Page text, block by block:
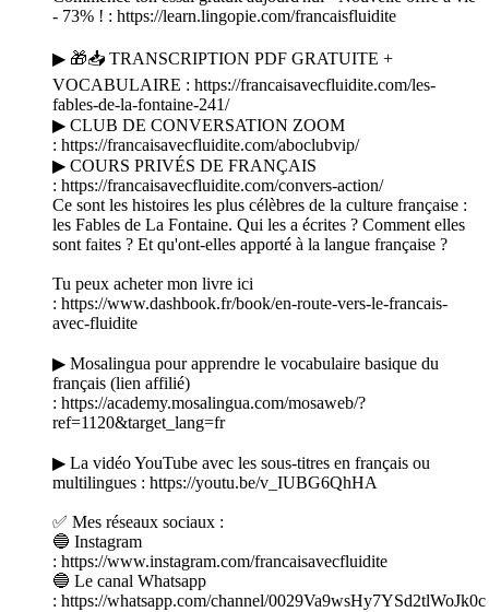
- 73% ! : https://learn.lingopie.com/francaisfluidite
▶ 🎁📥 TRANSCRIPTION PDF GRATUITE +
VOCABULAIRE : https://francaisavecfluidite.com/les-
fables-de-la-fontaine-241/
▶ CLUB DE CONVERSATION ZOOM
: https://francaisavecfluidite.com/aboclubvip/
▶ COURS PRIVÉS DE FRANÇAIS
: https://francaisavecfluidite.com/convers-action/
Ce sont les histoires les plus célèbres de la culture française :
les Fables de La Fontaine. Qui les a écrites ? Comment elles
sont faites ? Et qu'ont-elles apporté à la langue française ?
Tu peux acheter mon livre ici
: https://www.dashbook.fr/book/en-route-vers-le-francais-
avec-fluidite
▶ Mosalingua pour apprendre le vocabulaire basique du
français (lien affilié)
: https://academy.mosalingua.com/mosaweb/?
ref=1120&target_lang=fr
▶ La vidéo YouTube avec les sous-titres en français ou
multilingues : https://youtu.be/v_IUBG6QhHA
✅ Mes réseaux sociaux :
🔵 Instagram
: https://www.instagram.com/francaisavecfluidite
🔵 Le canal Whatsapp
: https://whatsapp.com/channel/0029Va9wsHy7YSd2tlWoJk0c